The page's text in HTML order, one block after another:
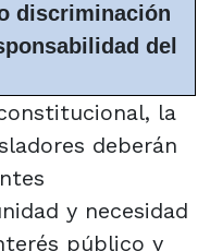
discriminación
del
la
deberán
y necesidad
público y